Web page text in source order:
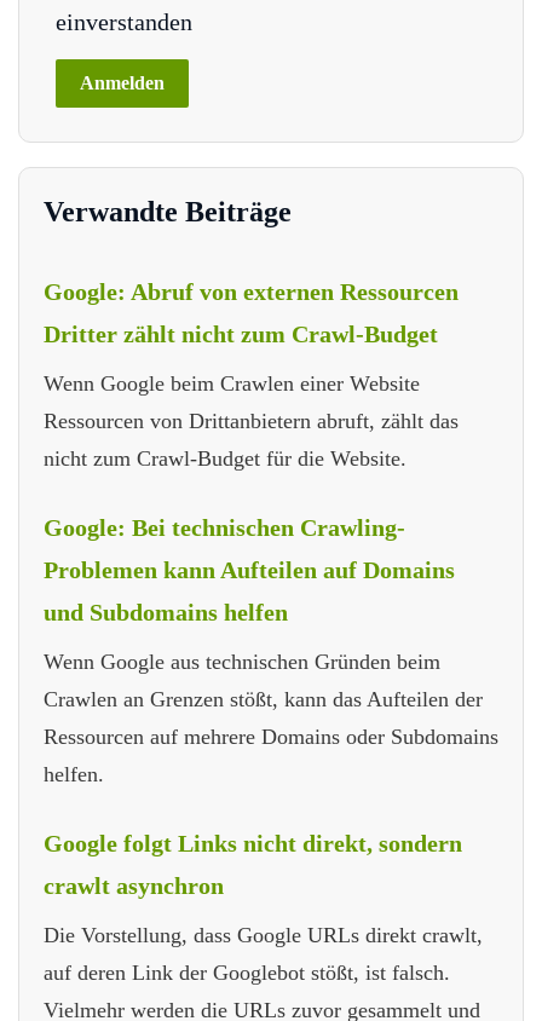
einverstanden
Verwandte Beiträge
Google: Abruf von externen Ressourcen
Dritter zählt nicht zum Crawl-Budget
Wenn Google beim Crawlen einer Website
Ressourcen von Drittanbietern abruft, zählt das
nicht zum Crawl-Budget für die Website.
Google: Bei technischen Crawling-
Problemen kann Aufteilen auf Domains
und Subdomains helfen
Wenn Google aus technischen Gründen beim
Crawlen an Grenzen stößt, kann das Aufteilen der
Ressourcen auf mehrere Domains oder Subdomains
helfen.
Google folgt Links nicht direkt, sondern
crawlt asynchron
Die Vorstellung, dass Google URLs direkt crawlt,
auf deren Link der Googlebot stößt, ist falsch.
Vielmehr werden die URLs zuvor gesammelt und